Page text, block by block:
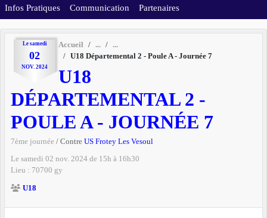
Infos Pratiques Communication Partenaires
Le samedi
02
NOV. 2024
Accueil
U18 Départemental 2 - Poule A - Journée 7
U18
DÉPARTEMENTAL 2 -
POULE A - JOURNÉE 7
7ème journée / Contre US Frotey Les Vesoul
Le samedi 02 nov. 2024 de 15h à 16h30
Lieu : 70700 gy
U18